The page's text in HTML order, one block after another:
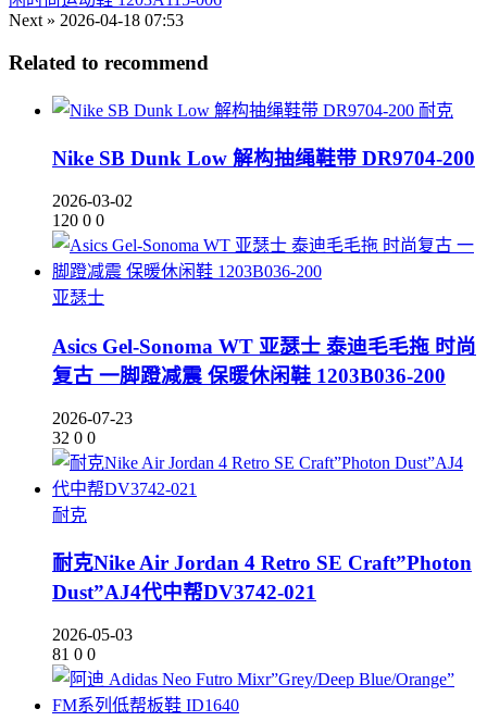
Next » 2026-04-18 07:53
Related to recommend
耐克
Nike SB Dunk Low 解构抽绳鞋带 DR9704-200
2026-03-02
120 0 0
亚瑟士
Asics Gel-Sonoma WT 亚瑟士 泰迪毛毛拖 时尚
复古 一脚蹬减震 保暖休闲鞋 1203B036-200
2026-07-23
32 0 0
耐克
耐克Nike Air Jordan 4 Retro SE Craft”Photon
Dust”AJ4代中帮DV3742-021
2026-05-03
81 0 0